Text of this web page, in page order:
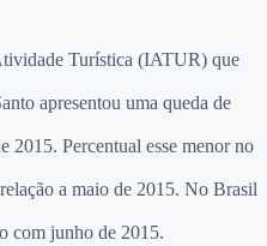
Turística (IATUR) que
apresentou uma queda de
2015. Percentual esse menor no
a maio de 2015. No Brasil
com junho de 2015.